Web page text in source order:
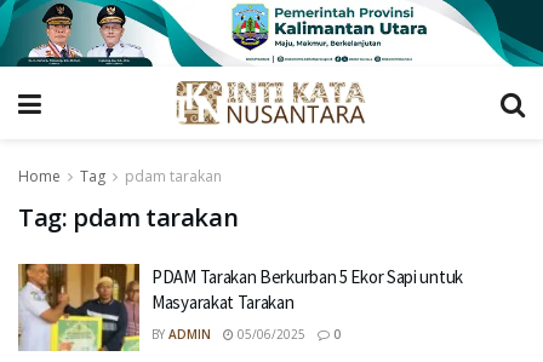
Home Tag pdam tarakan
Tag: pdam tarakan
PDAM Tarakan Berkurban 5 Ekor Sapi untuk
Masyarakat Tarakan
BY ADMIN 05/06/2025 0